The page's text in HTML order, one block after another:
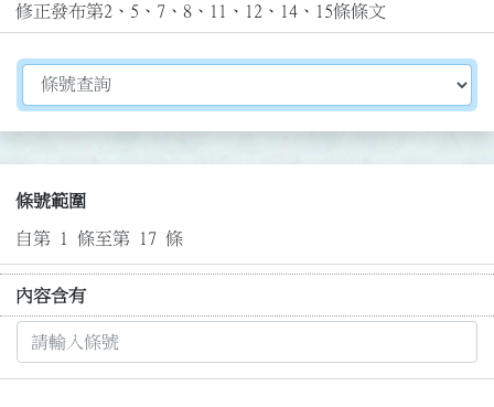
修正發布第2、5、7、8、11、12、14、15條條文
切換選擇法規資訊內容
條號範圍
自第 1 條至第 17 條
內容含有